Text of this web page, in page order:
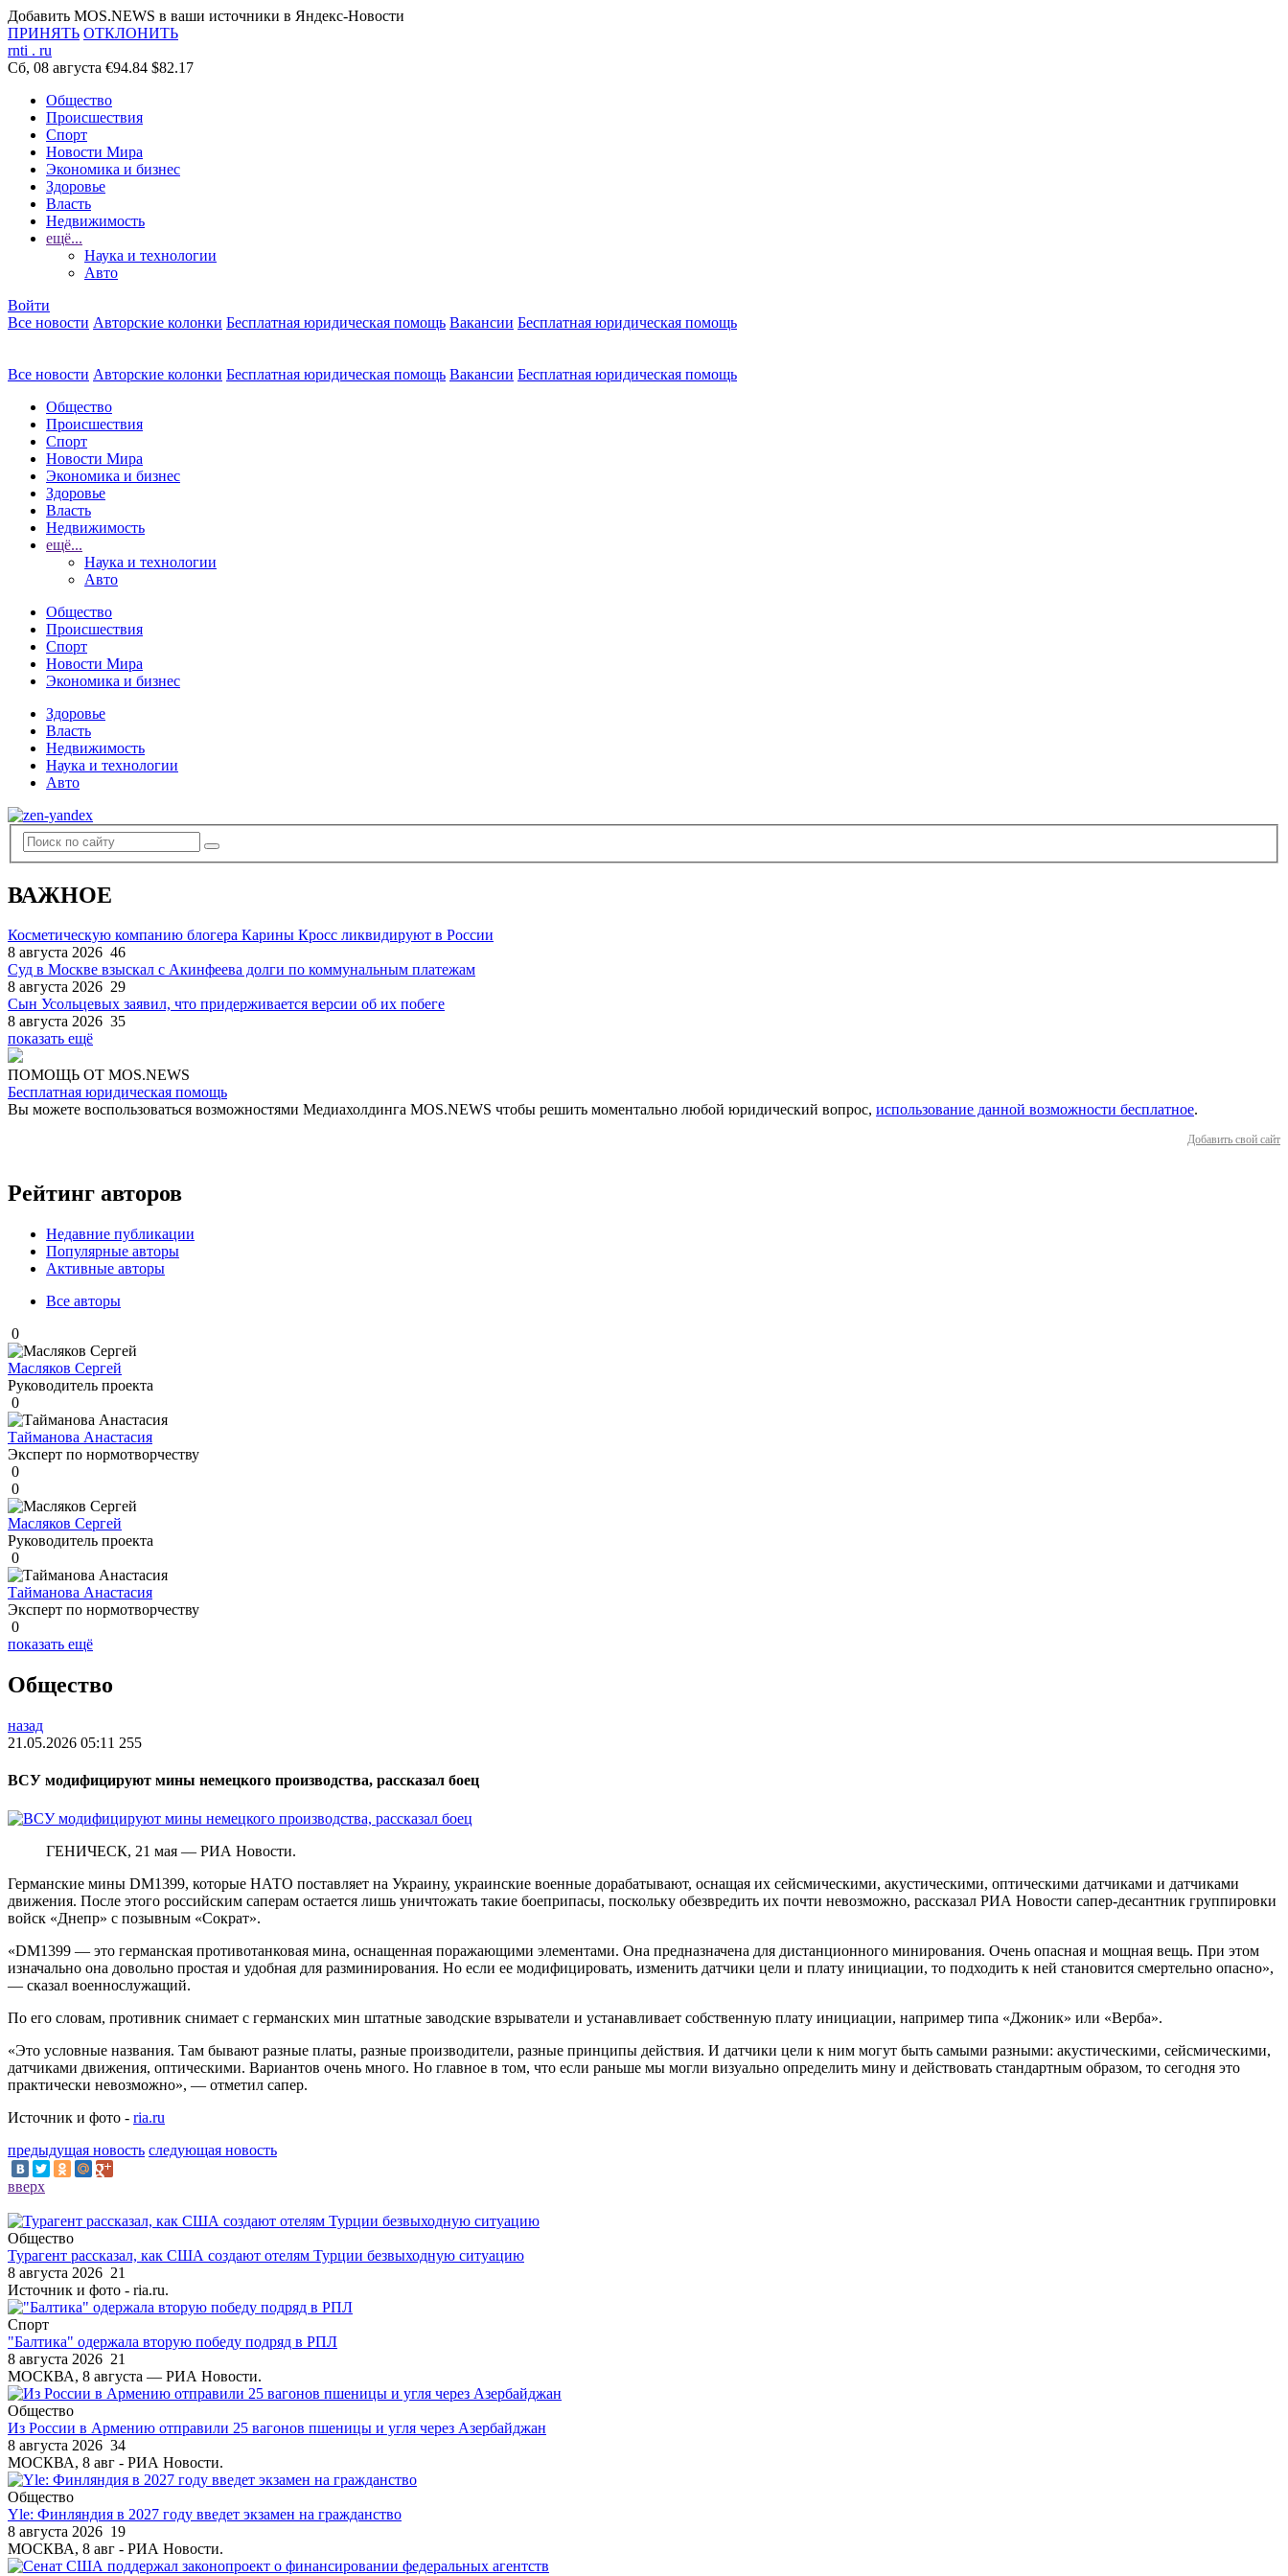
Добавить MOS.NEWS в ваши источники в Яндекс-Новости
ПРИНЯТЬ ОТКЛОНИТЬ
rnti . ru
Сб, 08 августа €94.84 $82.17
Общество
Происшествия
Спорт
Новости Мира
Экономика и бизнес
Здоровье
Власть
Недвижимость
ещё...
Наука и технологии
Авто
Войти
Все новости Авторские колонки Бесплатная юридическая помощь Вакансии Бесплатная юридическая помощь
Все новости Авторские колонки Бесплатная юридическая помощь Вакансии Бесплатная юридическая помощь
Общество
Происшествия
Спорт
Новости Мира
Экономика и бизнес
Здоровье
Власть
Недвижимость
ещё...
Наука и технологии
Авто
Общество
Происшествия
Спорт
Новости Мира
Экономика и бизнес
Здоровье
Власть
Недвижимость
Наука и технологии
Авто
ВАЖНОЕ
Косметическую компанию блогера Карины Кросс ликвидируют в России
8 августа 2026 46
Суд в Москве взыскал с Акинфеева долги по коммунальным платежам
8 августа 2026 29
Сын Усольцевых заявил, что придерживается версии об их побеге
8 августа 2026 35
показать ещё
ПОМОЩЬ ОТ MOS.NEWS
Бесплатная юридическая помощь
Вы можете воспользоваться возможностями Медиахолдинга MOS.NEWS чтобы решить моментально любой юридический вопрос, использование данной возможности бесплатное.
Добавить свой сайт
Рейтинг авторов
Недавние публикации
Популярные авторы
Активные авторы
Все авторы
0
Масляков Сергей
Руководитель проекта
0
Тайманова Анастасия
Эксперт по нормотворчеству
0
0
Масляков Сергей
Руководитель проекта
0
Тайманова Анастасия
Эксперт по нормотворчеству
0
показать ещё
Общество
назад
21.05.2026 05:11 255
ВСУ модифицируют мины немецкого производства, рассказал боец
ГЕНИЧЕСК, 21 мая — РИА Новости.
Германские мины DM1399, которые НАТО поставляет на Украину, украинские военные дорабатывают, оснащая их сейсмическими, акустическими, оптическими датчиками и датчиками
движения. После этого российским саперам остается лишь уничтожать такие боеприпасы, поскольку обезвредить их почти невозможно, рассказал РИА Новости сапер-десантник группировки
войск «Днепр» с позывным «Сократ».
«DM1399 — это германская противотанковая мина, оснащенная поражающими элементами. Она предназначена для дистанционного минирования. Очень опасная и мощная вещь. При этом
изначально она довольно простая и удобная для разминирования. Но если ее модифицировать, изменить датчики цели и плату инициации, то подходить к ней становится смертельно опасно»,
— сказал военнослужащий.
По его словам, противник снимает с германских мин штатные заводские взрыватели и устанавливает собственную плату инициации, например типа «Джоник» или «Верба».
«Это условные названия. Там бывают разные платы, разные производители, разные принципы действия. И датчики цели к ним могут быть самыми разными: акустическими, сейсмическими,
датчиками движения, оптическими. Вариантов очень много. Но главное в том, что если раньше мы могли визуально определить мину и действовать стандартным образом, то сегодня это
практически невозможно», — отметил сапер.
Источник и фото - ria.ru
предыдущая новость следующая новость
вверх
Общество
Турагент рассказал, как США создают отелям Турции безвыходную ситуацию
8 августа 2026 21
Источник и фото - ria.ru.
Спорт
"Балтика" одержала вторую победу подряд в РПЛ
8 августа 2026 21
МОСКВА, 8 августа — РИА Новости.
Общество
Из России в Армению отправили 25 вагонов пшеницы и угля через Азербайджан
8 августа 2026 34
МОСКВА, 8 авг - РИА Новости.
Общество
Yle: Финляндия в 2027 году введет экзамен на гражданство
8 августа 2026 19
МОСКВА, 8 авг - РИА Новости.